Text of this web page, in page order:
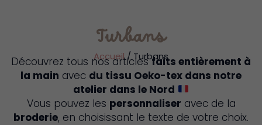
Turbans
Accueil / Turbans
Découvrez tous nos articlesfaits entièrement à
la main avec du tissu Oeko-tex dans notre
atelier dans le Nord
Vous pouvez les personnaliser avec de la
broderie, en choisissant le texte de votre choix.